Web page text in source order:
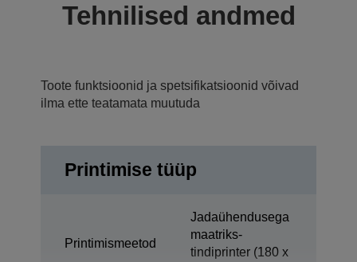
Tehnilised andmed
Toote funktsioonid ja spetsifikatsioonid võivad
ilma ette teatamata muutuda
Printimise tüüp
Printimismeetod
Jadaühendusega
maatriks-
tindiprinter (180 x